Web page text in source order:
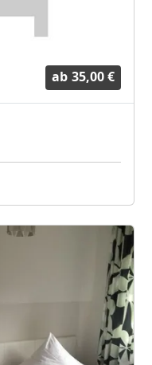
ab 35,00 €